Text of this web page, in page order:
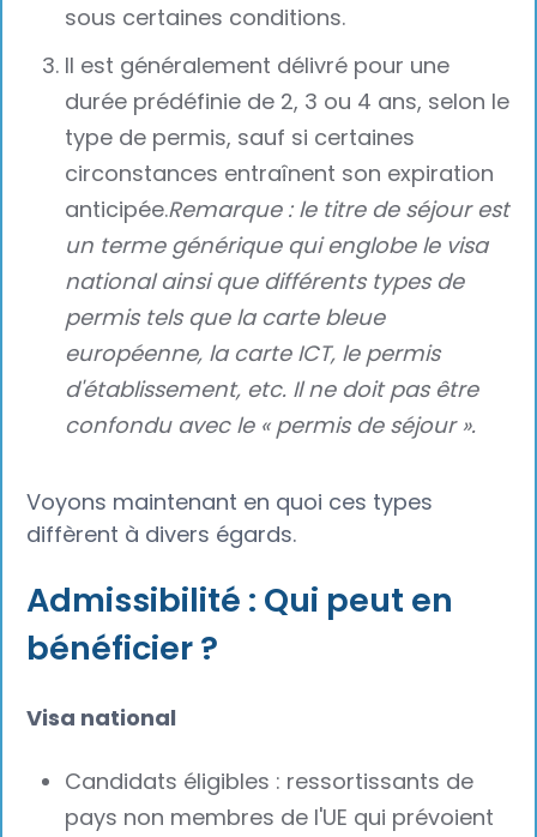
sous certaines conditions.
Il est généralement délivré pour une
durée prédéfinie de 2, 3 ou 4 ans, selon le
type de permis, sauf si certaines
circonstances entraînent son expiration
anticipée.Remarque : le titre de séjour est
un terme générique qui englobe le visa
national ainsi que différents types de
permis tels que la carte bleue
européenne, la carte ICT, le permis
d'établissement, etc. Il ne doit pas être
confondu avec le « permis de séjour ».
Voyons maintenant en quoi ces types
diffèrent à divers égards.
Admissibilité : Qui peut en
bénéficier ?
Visa national
Candidats éligibles : ressortissants de
pays non membres de l'UE qui prévoient